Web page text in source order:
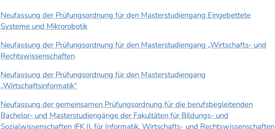
Neufassung der Prüfungsordnung für den Masterstudiengang Eingebettete
Systeme und Mikrorobotik
Neufassung der Prüfungsordnung für den Masterstudiengang „Wirtschafts- und
Rechtswissenschaften
Neufassung der Prüfungsordnung für den Masterstudiengang
„Wirtschaftsinformatik“
Neufassung der gemeinsamen Prüfungsordnung für die berufsbegleitenden
Bachelor- und Masterstudiengänge der Fakultäten für Bildungs- und
Sozialwissenschaften (FK I), für Informatik, Wirtschafts- und Rechtswissenschaften